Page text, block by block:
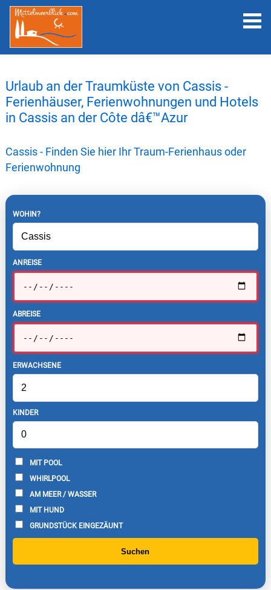
Urlaub an der Traumküste von Cassis -
Ferienhäuser, Ferienwohnungen und Hotels
in Cassis an der Côte dâ€™Azur
Cassis - Finden Sie hier Ihr Traum-Ferienhaus oder
Ferienwohnung
WOHIN?
ANREISE
ABREISE
ERWACHSENE
KINDER
MIT POOL
WHIRLPOOL
AM MEER / WASSER
MIT HUND
GRUNDSTÜCK EINGEZÄUNT
Suchen